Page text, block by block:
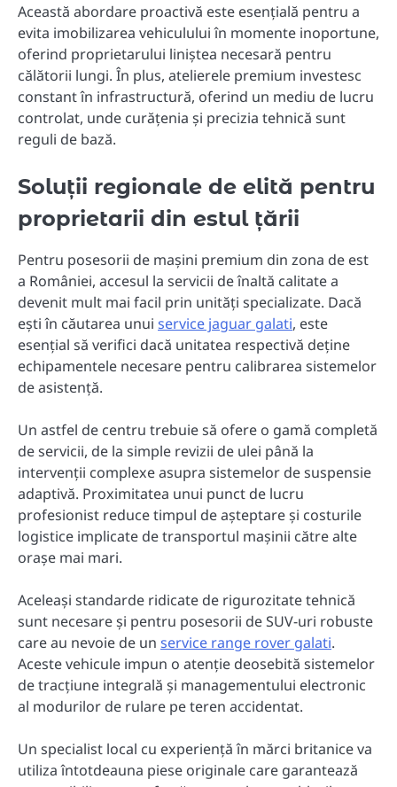
Această abordare proactivă este esențială pentru a
evita imobilizarea vehiculului în momente inoportune,
oferind proprietarului liniștea necesară pentru
călătorii lungi. În plus, atelierele premium investesc
constant în infrastructură, oferind un mediu de lucru
controlat, unde curățenia și precizia tehnică sunt
reguli de bază.
Soluții regionale de elită pentru
proprietarii din estul țării
Pentru posesorii de mașini premium din zona de est
a României, accesul la servicii de înaltă calitate a
devenit mult mai facil prin unități specializate. Dacă
ești în căutarea unui service jaguar galati, este
esențial să verifici dacă unitatea respectivă deține
echipamentele necesare pentru calibrarea sistemelor
de asistență.
Un astfel de centru trebuie să ofere o gamă completă
de servicii, de la simple revizii de ulei până la
intervenții complexe asupra sistemelor de suspensie
adaptivă. Proximitatea unui punct de lucru
profesionist reduce timpul de așteptare și costurile
logistice implicate de transportul mașinii către alte
orașe mai mari.
Aceleași standarde ridicate de rigurozitate tehnică
sunt necesare și pentru posesorii de SUV-uri robuste
care au nevoie de un service range rover galati.
Aceste vehicule impun o atenție deosebită sistemelor
de tracțiune integrală și managementului electronic
al modurilor de rulare pe teren accidentat.
Un specialist local cu experiență în mărci britanice va
utiliza întotdeauna piese originale care garantează